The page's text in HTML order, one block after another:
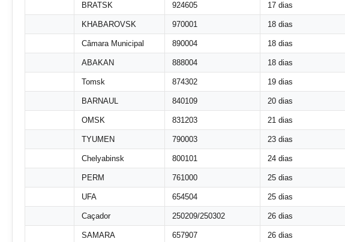
BRATSK 924605 17 dias
KHABAROVSK 970001 18 dias
Câmara Municipal 890004 18 dias
ABAKAN 888004 18 dias
Tomsk 874302 19 dias
BARNAUL 840109 20 dias
OMSK 831203 21 dias
TYUMEN 790003 23 dias
Chelyabinsk 800101 24 dias
PERM 761000 25 dias
UFA 654504 25 dias
Caçador 250209/250302 26 dias
SAMARA 657907 26 dias